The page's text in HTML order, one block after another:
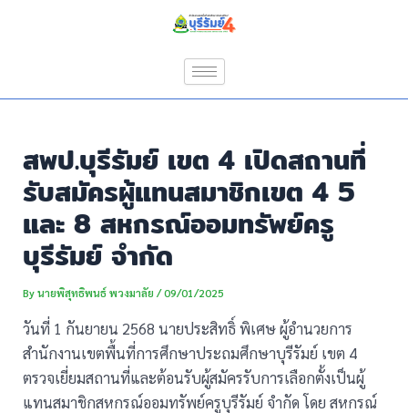
สพป.บุรีรัมย์ เขต 4 เปิดสถานที่
รับสมัครผู้แทนสมาชิกเขต 4 5
และ 8 สหกรณ์ออมทรัพย์ครู
บุรีรัมย์ จำกัด
Byนายพิสุทธิพนธ์ พวงมาลัย/09/01/2025
วันที่ 1 กันยายน 2568 นายประสิทธิ์ พิเศษ ผู้อำนวยการ
สำนักงานเขตพื้นที่การศึกษาประถมศึกษาบุรีรัมย์ เขต 4
ตรวจเยี่ยมสถานที่และต้อนรับผู้สมัครรับการเลือกตั้งเป็นผู้
แทนสมาชิกสหกรณ์ออมทรัพย์ครูบุรีรัมย์ จำกัด โดย สหกรณ์